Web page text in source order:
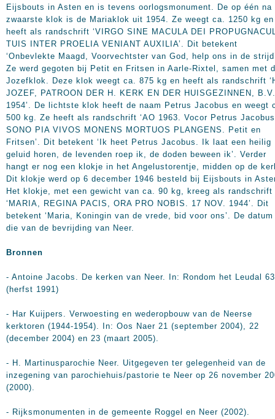
Eijsbouts in Asten en is tevens oorlogsmonument. De op één na
zwaarste klok is de Mariaklok uit 1954. Ze weegt ca. 1250 kg en
heeft als randschrift ‘VIRGO SINE MACULA DEI
TUIS INTER PROELIA VENIANT AUXILIA’. Dit betekent
‘Onbevlekte Maagd, Voorvechtster van God, help ons in de
Ze werd gegoten bij Petit en Fritsen in Aarle-Rixtel, samen met
Jozefklok. Deze klok weegt ca. 875 kg en heeft als randschrift
JOZEF, PATROON DER H. KERK EN DER HUISGEZINNEN,
1954’ . De lichtste klok heeft de naam Petrus Jacobus en weegt
500 kg. Ze heeft als randschrift ‘AO 1963. Vocor Petrus
SONO PIA VIVOS MONENS MORTUOS PLANGENS. Petit en
Fritsen’. Dit betekent ‘Ik heet Petrus Jacobus. Ik laat een heilig
geluid horen, de levenden roep ik, de doden beween ik’. Verder
hangt er nog een klokje in het Angelustorentje, midden op de
Dit klokje werd op 6 december 1946 besteld bij Eijsbouts in
Het klokje, met een gewicht van ca. 90 kg, kreeg als randschrift
‘MARIA, REGINA PACIS, ORA PRO NOBIS. 17 NOV. 1944’ . Dit
betekent ‘Maria, Koningin van de vrede, bid voor ons’. De
die van de bevrijding van Neer.
Bronnen
- Antoine Jacobs. De kerken van Neer. In: Rondom het Leudal 63
(herfst 1991)
- Har Kuijpers. Verwoesting en wederopbouw van de Neerse
kerktoren (1944-1954). In: Oos Naer 21 (september 2004), 22
(december 2004) en 23 (maart 2005).
- H. Martinusparochie Neer. Uitgegeven ter gelegenheid van de
inzegening van parochiehuis/pastorie te Neer op 26 november
(2000).
- Rijksmonumenten in de gemeente Roggel en Neer (2002).